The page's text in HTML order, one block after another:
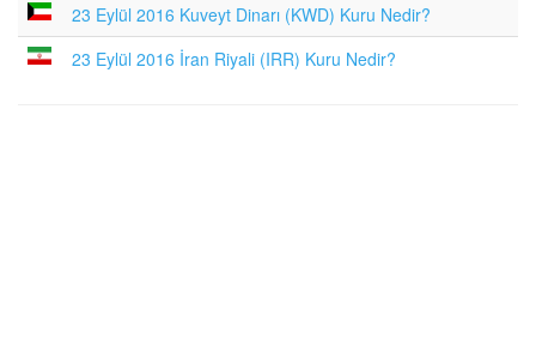
23 Eylül 2016 Kuveyt Dinarı (KWD) Kuru Nedir?
23 Eylül 2016 İran Riyali (IRR) Kuru Nedir?